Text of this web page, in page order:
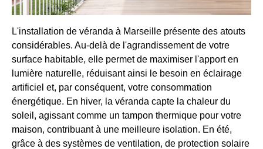
L'installation de véranda à Marseille présente des atouts
considérables. Au-delà de l'agrandissement de votre
surface habitable, elle permet de maximiser l'apport en
lumière naturelle, réduisant ainsi le besoin en éclairage
artificiel et, par conséquent, votre consommation
énergétique. En hiver, la véranda capte la chaleur du
soleil, agissant comme un tampon thermique pour votre
maison, contribuant à une meilleure isolation. En été,
grâce à des systèmes de ventilation, de protection solaire